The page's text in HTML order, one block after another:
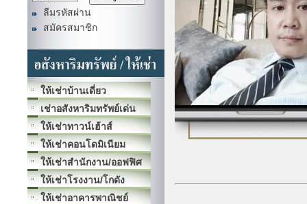
ลืมรหัสผ่าน
สมัครสมาชิก
ให้เช่าบ้านเดี่ยว
เช่าอสังหาริมทรัพย์เด่น
ให้เช่าทาวน์เฮ้าส์
ให้เช่าคอนโดมิเนียม
ให้เช่าสำนักงาน/ออฟฟิศ
ให้เช่าโรงงาน/โกดัง
ให้เช่าอาคารพาณิชย์